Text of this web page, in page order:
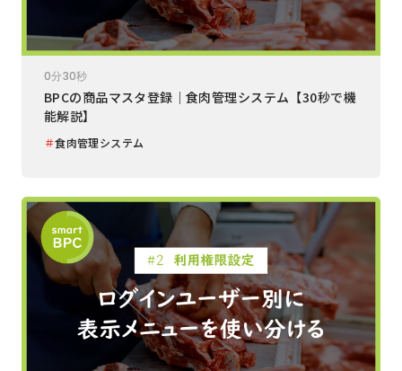
0分30秒
BPCの商品マスタ登録｜食肉管理システム【30秒で機
能解説】
＃食肉管理システム